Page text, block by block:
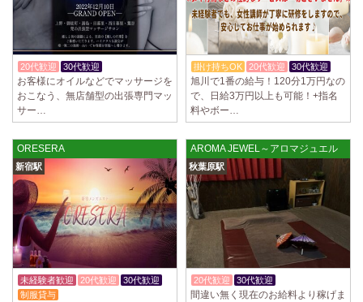
20代歓迎 30代歓迎
お客様にオイルなどでマッサージを
おこなう、無店舗型の出張専門マッ
サー…
掛け持ちOK 20代歓迎 30代歓迎
旭川で1番の給与！120分1万円なの
で、日給3万円以上も可能！+指名
料やボー…
ORESERA
新宿駅
未経験者歓迎 20代歓迎
30代歓迎
制服貸与
AROMA JEWEL～アロマジュエル
秋葉原駅
20代歓迎 30代歓迎
間違い無く現在のお給料より稼げま